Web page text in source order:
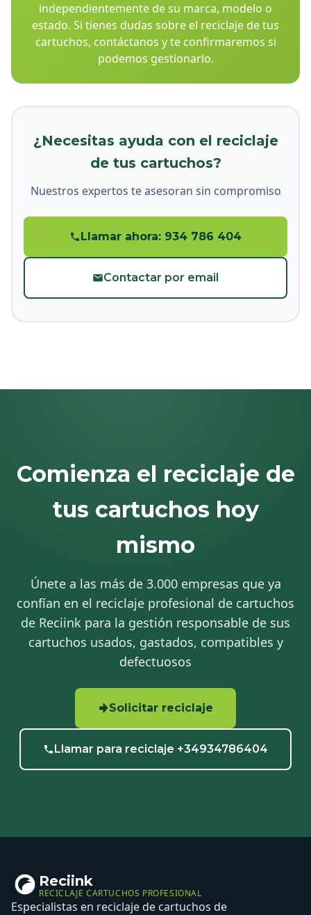
independientemente de su marca, modelo o
estado. Si tienes dudas sobre el reciclaje de tus
cartuchos, contáctanos y te confirmaremos si
podemos gestionarlo.
¿Necesitas ayuda con el reciclaje
de tus cartuchos?
Nuestros expertos te asesoran sin compromiso
Llamar ahora: 934 786 404
Contactar por email
Comienza el reciclaje de
tus cartuchos hoy
mismo
Únete a las más de 3.000 empresas que ya
confían en el reciclaje profesional de cartuchos
de Reciink para la gestión responsable de sus
cartuchos usados, gastados, compatibles y
defectuosos
Solicitar reciclaje
Llamar para reciclaje +34934786404
Reciink
RECICLAJE CARTUCHOS PROFESIONAL
Especialistas en reciclaje de cartuchos de